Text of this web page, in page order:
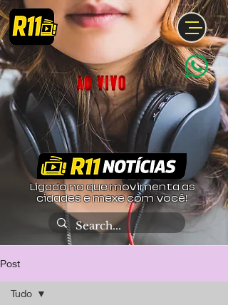
Ligado no que movimenta as
cidades e mexe com você!
Post
Tudo